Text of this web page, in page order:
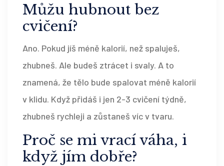
Můžu hubnout bez
cvičení?
Ano. Pokud jíš méně kalorií, než spaluješ,
zhubneš. Ale budeš ztrácet i svaly. A to
znamená, že tělo bude spalovat méně kalorií
v klidu. Když přidáš i jen 2-3 cvičení týdně,
zhubneš rychleji a zůstaneš víc v tvaru.
Proč se mi vrací váha, i
když jím dobře?